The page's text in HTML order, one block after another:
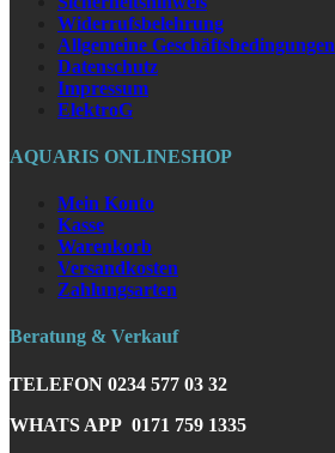
Widerrufsbelehrung
Allgemeine Geschäftsbedingungen
Datenschutz
Impressum
ElektroG
AQUARIS ONLINESHOP
Mein Konto
Kasse
Warenkorb
Versandkosten
Zahlungsarten
Beratung & Verkauf
TELEFON 0234 577 03 32
WHATS APP 0171 759 1335